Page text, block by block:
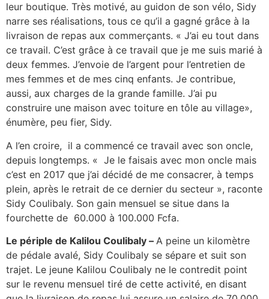
leur boutique. Très motivé, au guidon de son vélo, Sidy
narre ses réalisations, tous ce qu’il a gagné grâce à la
livraison de repas aux commerçants. « J’ai eu tout dans
ce travail. C’est grâce à ce travail que je me suis marié à
deux femmes. J’envoie de l’argent pour l’entretien de
mes femmes et de mes cinq enfants. Je contribue,
aussi, aux charges de la grande famille. J’ai pu
construire une maison avec toiture en tôle au village»,
énumère, peu fier, Sidy.
A l’en croire, il a commencé ce travail avec son oncle,
depuis longtemps. « Je le faisais avec mon oncle mais
c’est en 2017 que j’ai décidé de me consacrer, à temps
plein, après le retrait de ce dernier du secteur », raconte
Sidy Coulibaly. Son gain mensuel se situe dans la
fourchette de 60.000 à 100.000 Fcfa.
Le périple de Kalilou Coulibaly – A peine un kilomètre
de pédale avalé, Sidy Coulibaly se sépare et suit son
trajet. Le jeune Kalilou Coulibaly ne le contredit point
sur le revenu mensuel tiré de cette activité, en disant